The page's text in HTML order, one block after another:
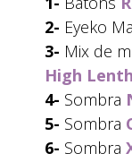
2- Eyeko
3- Mix de
High
4- Sombra
5- Sombra
6- Sombra